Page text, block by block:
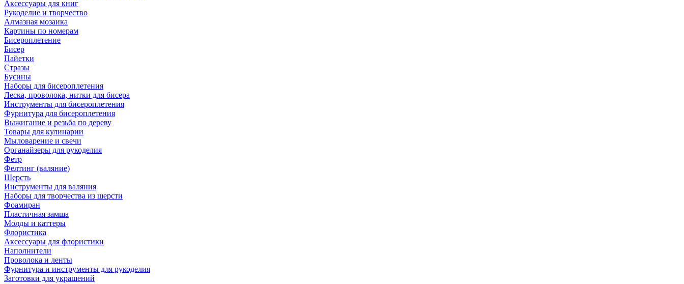
Аксессуары для книг
Рукоделие и творчество
Алмазная мозаика
Картины по номерам
Бисероплетение
Бисер
Пайетки
Стразы
Бусины
Наборы для бисероплетения
Леска, проволока, нитки для бисера
Инструменты для бисероплетения
Фурнитура для бисероплетения
Выжигание и резьба по дереву
Товары для кулинарии
Мыловарение и свечи
Органайзеры для рукоделия
Фетр
Фелтинг (валяние)
Шерсть
Инструменты для валяния
Наборы для творчества из шерсти
Фоамиран
Пластичная замша
Молды и каттеры
Флористика
Аксессуары для флористики
Наполнители
Проволока и ленты
Фурнитура и инструменты для рукоделия
Заготовки для украшений